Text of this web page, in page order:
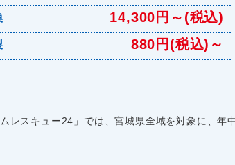
14,300円～(税込)
880円(税込)～
レスキュー24」では、宮城県全域を対象に、年